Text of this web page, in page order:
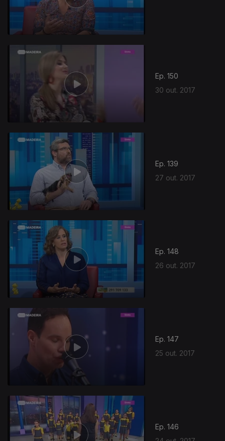
Ep. 150
30 out. 2017
Ep. 139
27 out. 2017
Ep. 148
26 out. 2017
Ep. 147
25 out. 2017
Ep. 146